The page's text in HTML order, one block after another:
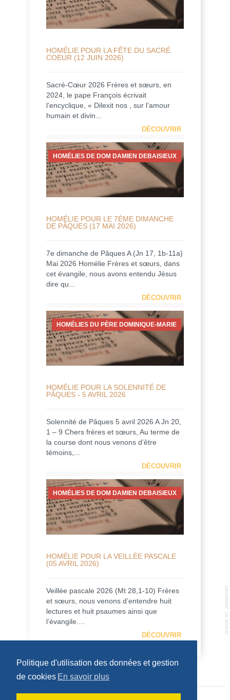
Politique d'utilisation des données et gestion
de cookies En savoir plus
HOMÉLIE POUR LA FÊTE DU SACRÉ
COEUR (12 JUIN 2026)
Sacré-Cœur 2026 Frères et sœurs, en
2024, le pape François écrivait
l’encyclique, « Dilexit nos , sur l’amour
humain et divin...
DÉCOUVRIR
HOMÉLIES DE DOM DAMIEN DEBAISIEUX
HOMÉLIE POUR LE 7ÈME DIMANCHE
DE PÂQUES (17 MAI 2026)
7e dimanche de Pâques A (Jn 17, 1b-11a)
Mai 2026 Homélie Frères et sœurs, dans
cet évangile, nous avons entendu Jésus
dire qu...
DÉCOUVRIR
HOMÉLIES DU PÈRE DOMINIQUE-MARIE
HOMÉLIE POUR LA SOLENNITÉ DE
PÂQUES - 5 AVRIL 2026
Solennité de Pâques 5 avril 2026 A Jn 20,
1 – 9 Chers frères et sœurs, Au terme de
la course dont nous venons d’être
témoins,...
DÉCOUVRIR
HOMÉLIES DE DOM DAMIEN DEBAISIEUX
HOMÉLIE POUR LA VEILLÉE PASCALE
(05 AVRIL 2026)
Veillée pascale 2026 (Mt 28,1-10) Frères
et sœurs, nous venons d’entendre huit
lectures et huit psaumes ainsi que
l’évangile....
DÉCOUVRIR